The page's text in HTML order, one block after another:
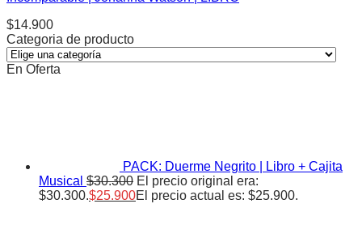
$14.900
Categoria de producto
En Oferta
PACK: Duerme Negrito | Libro + Cajita
Musical $30.300 El precio original era:
$30.300.$25.900El precio actual es: $25.900.